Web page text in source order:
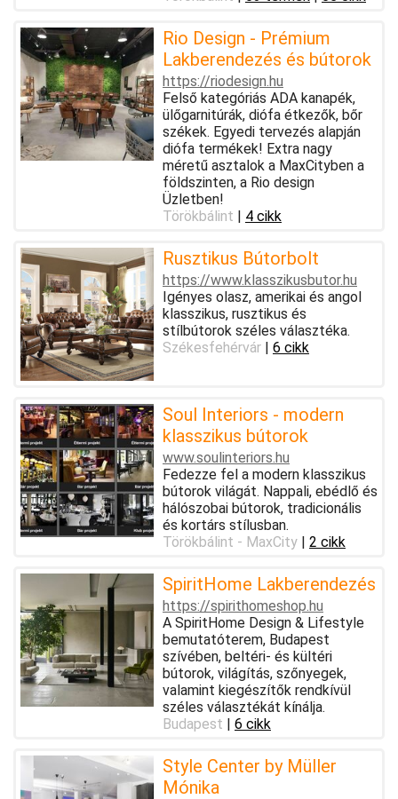
Rio Design - Prémium
Lakberendezés és bútorok
https://riodesign.hu
Felső kategóriás ADA kanapék,
ülőgarnitúrák, diófa étkezők, bőr
székek. Egyedi tervezés alapján
diófa termékek! Extra nagy
méretű asztalok a MaxCityben a
földszinten, a Rio design
Üzletben!
Törökbálint | 4 cikk
Rusztikus Bútorbolt
https://www.klasszikusbutor.hu
Igényes olasz, amerikai és angol
klasszikus, rusztikus és
stílbútorok széles választéka.
Székesfehérvár | 6 cikk
Soul Interiors - modern
klasszikus bútorok
www.soulinteriors.hu
Fedezze fel a modern klasszikus
bútorok világát. Nappali, ebédlő és
hálószobai bútorok, tradicionális
és kortárs stílusban.
Törökbálint - MaxCity | 2 cikk
SpiritHome Lakberendezés
https://spirithomeshop.hu
A SpiritHome Design & Lifestyle
bemutatóterem, Budapest
szívében, beltéri- és kültéri
bútorok, világítás, szőnyegek,
valamint kiegészítők rendkívül
széles választékát kínálja.
Budapest | 6 cikk
Style Center by Müller
Mónika